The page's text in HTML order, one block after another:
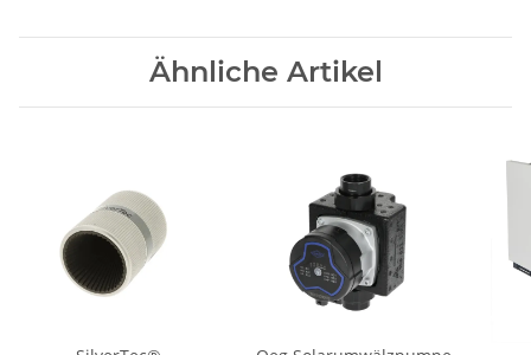
Ähnliche Artikel